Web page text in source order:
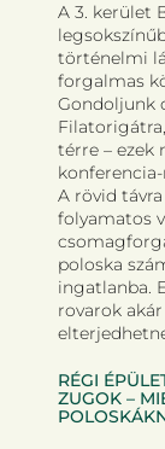
A 3. kerület
történelmi
forgalmas
Gondoljunk
térre – ezek
A rövid
folyamatos
poloska
ingatlanba.
rovarok
RÉGI
ZUGOK –